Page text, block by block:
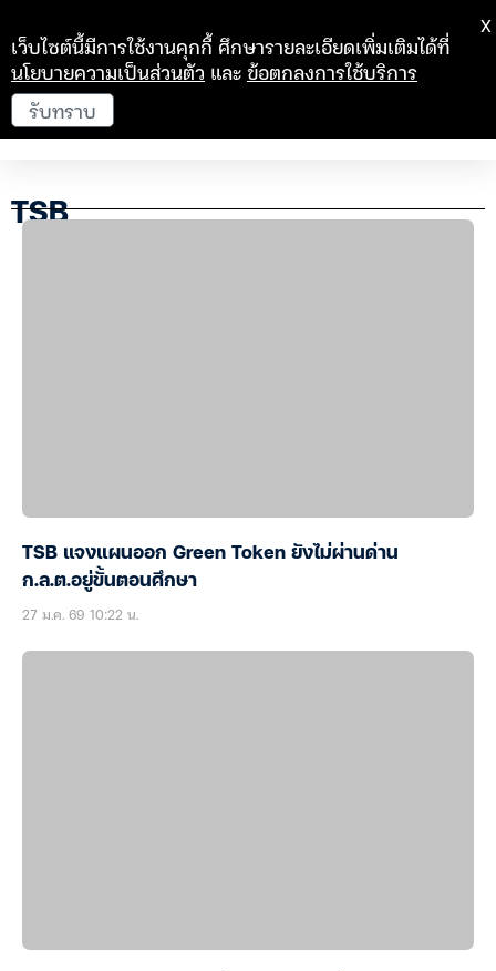
TSB
TSB แจงแผนออก Green Token ยังไม่ผ่านด่าน
ก.ล.ต.อยู่ขั้นตอนศึกษา
27 ม.ค. 69 10:22 น.
เว็บไซต์นี้มีการใช้งานคุกกี้ ศึกษารายละเอียดเพิ่มเติมได้ที่
นโยบายความเป็นส่วนตัว และข้อตกลงการใช้บริการ
รับทราบ
X